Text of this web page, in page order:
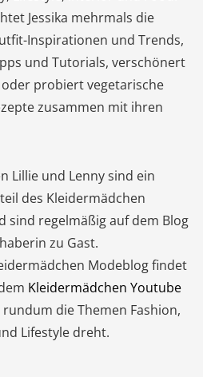
Jessika mehrmals die
Inspirationen und Trends,
und Tutorials, verschönert
probiert vegetarische
zusammen mit ihren
Lillie und Lenny sind ein
des Kleidermädchen
sind regelmäßig auf dem Blog
zu Gast.
Modeblog findet
Kleidermädchen Youtube
rundum die Themen Fashion,
Lifestyle dreht.